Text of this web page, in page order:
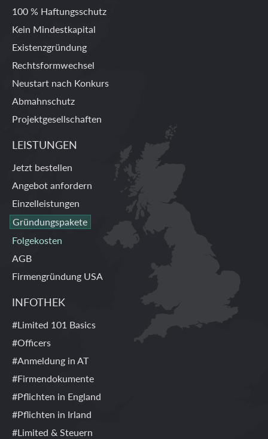
100 % Haftungsschutz
Kein Mindestkapital
Existenzgründung
Rechtsformwechsel
Neustart nach Konkurs
Abmahnschutz
Projektgesellschaften
LEISTUNGEN
Jetzt bestellen
Angebot anfordern
Einzelleistungen
Gründungspakete
Folgekosten
AGB
Firmengründung USA
INFOTHEK
#Limited 101 Basics
#Officers
#Anmeldung in AT
#Firmendokumente
#Pflichten in England
#Pflichten in Irland
#Limited & Steuern